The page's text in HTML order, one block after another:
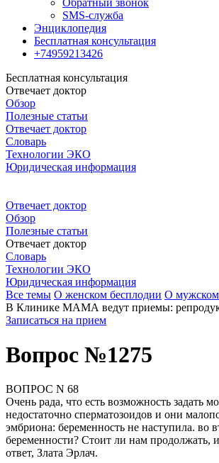
SMS-служба
Энциклопедия
Бесплатная консультация
+74959213426
Бесплатная консультация
Отвечает доктор
Обзор
Полезные статьи
Отвечает доктор
Словарь
Технологии ЭКО
Юридическая информация
Отвечает доктор
Обзор
Полезные статьи
Отвечает доктор
Словарь
Технологии ЭКО
Юридическая информация
Все темы О женском бесплодии О мужском
В Клинике МАМА ведут приемы:
Записаться на прием
Вопрос №1275
ВОПРОС N 68
Очень рада, что есть возможность
недостаточно сперматозоидов и они
эмбриона: беременность не наступила. во
беременности? Стоит ли нам продолжать,
ответ, Злата Эрлач.